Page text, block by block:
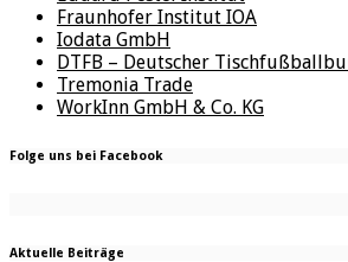
Fraunhofer Institut IOA
Iodata GmbH
DTFB – Deutscher
Tremonia Trade
WorkInn GmbH & Co. KG
Folge uns bei Facebook
Aktuelle Beiträge